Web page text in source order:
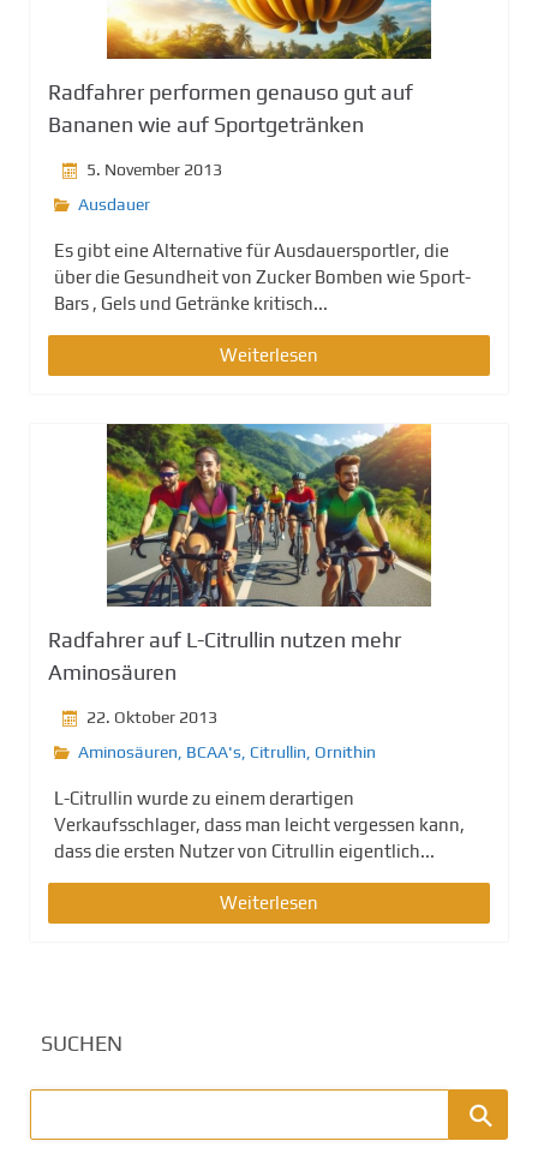
Radfahrer performen genauso gut auf
Bananen wie auf Sportgetränken
5. November 2013
Ausdauer
Es gibt eine Alternative für Ausdauersportler, die
über die Gesundheit von Zucker Bomben wie Sport-
Bars , Gels und Getränke kritisch...
Weiterlesen
Radfahrer auf L-Citrullin nutzen mehr
Aminosäuren
22. Oktober 2013
Aminosäuren, BCAA's, Citrullin, Ornithin
L-Citrullin wurde zu einem derartigen
Verkaufsschlager, dass man leicht vergessen kann,
dass die ersten Nutzer von Citrullin eigentlich...
Weiterlesen
SUCHEN